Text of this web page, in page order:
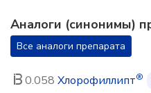
Аналоги (синонимы)
Все аналоги препарата
0.058 Хлорофиллипт®